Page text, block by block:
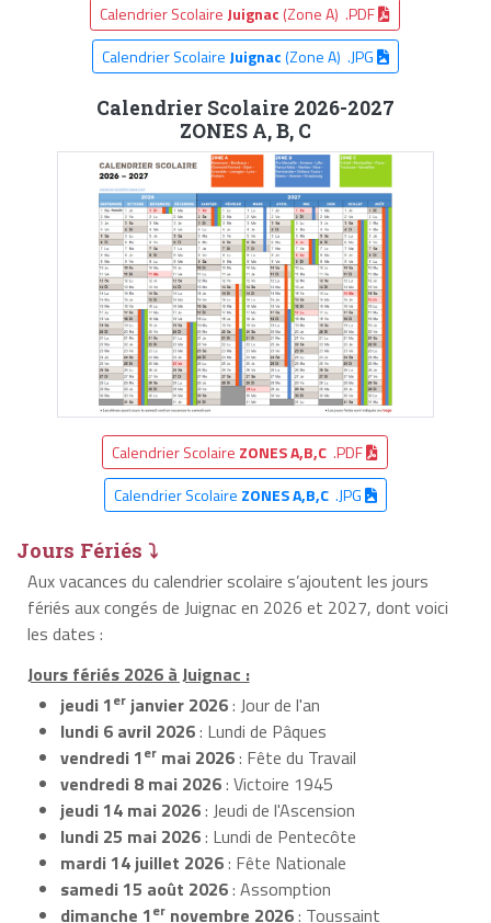
Calendrier Scolaire Juignac (Zone A) .PDF
Calendrier Scolaire Juignac(Zone A) .JPG
Calendrier Scolaire 2026-2027
ZONES A, B, C
Calendrier Scolaire ZONES A,B,C .PDF
Calendrier Scolaire ZONES A,B,C.JPG
Jours Fériés ⤵
Aux vacances du calendrier scolaire s’ajoutent les jours
fériés aux congés de Juignac en 2026 et 2027, dont voici
les dates :
Jours fériés 2026 à Juignac :
jeudi 1er janvier 2026: Jour de l'an
lundi 6 avril 2026: Lundi de Pâques
vendredi 1er mai 2026: Fête du Travail
vendredi 8 mai 2026: Victoire 1945
jeudi 14 mai 2026: Jeudi de l'Ascension
lundi 25 mai 2026: Lundi de Pentecôte
mardi 14 juillet 2026: Fête Nationale
samedi 15 août 2026: Assomption
dimanche 1er novembre 2026: Toussaint